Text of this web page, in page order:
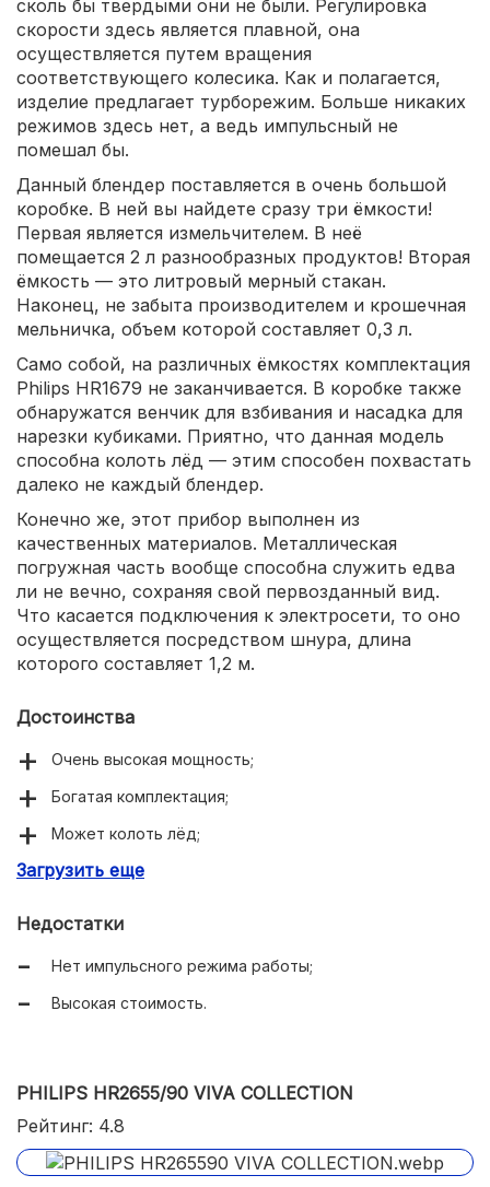
сколь бы твердыми они не были. Регулировка
скорости здесь является плавной, она
осуществляется путем вращения
соответствующего колесика. Как и полагается,
изделие предлагает турборежим. Больше никаких
режимов здесь нет, а ведь импульсный не
помешал бы.
Данный блендер поставляется в очень большой
коробке. В ней вы найдете сразу три ёмкости!
Первая является измельчителем. В неё
помещается 2 л разнообразных продуктов! Вторая
ёмкость — это литровый мерный стакан.
Наконец, не забыта производителем и крошечная
мельничка, объем которой составляет 0,3 л.
Само собой, на различных ёмкостях комплектация
Philips HR1679 не заканчивается. В коробке также
обнаружатся венчик для взбивания и насадка для
нарезки кубиками. Приятно, что данная модель
способна колоть лёд — этим способен похвастать
далеко не каждый блендер.
Конечно же, этот прибор выполнен из
качественных материалов. Металлическая
погружная часть вообще способна служить едва
ли не вечно, сохраняя свой первозданный вид.
Что касается подключения к электросети, то оно
осуществляется посредством шнура, длина
которого составляет 1,2 м.
Достоинства
Очень высокая мощность;
Богатая комплектация;
Может колоть лёд;
Создавался из качественных материалов;
Загрузить еще
Недостатки
Нет импульсного режима работы;
Высокая стоимость.
PHILIPS HR2655/90 VIVA COLLECTION
Рейтинг: 4.8